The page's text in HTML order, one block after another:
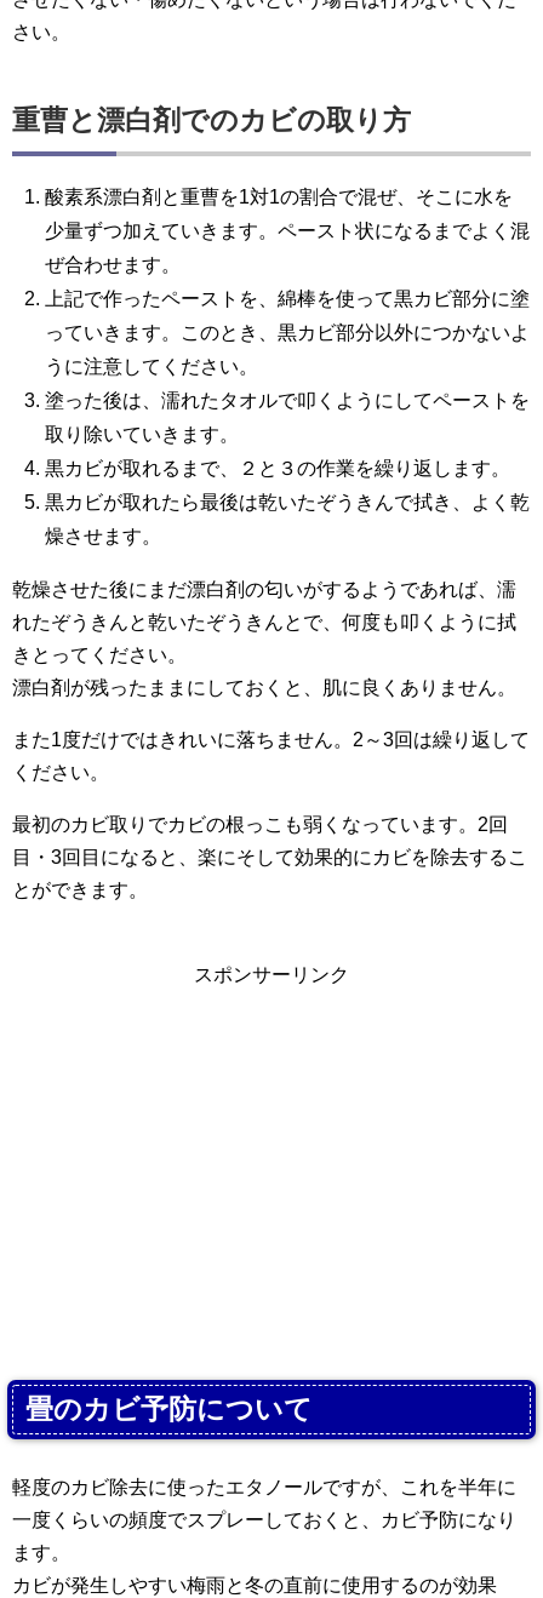
さい。
重曹と漂白剤でのカビの取り方
酸素系漂白剤と重曹を1対1の割合で混ぜ、そこに水を
少量ずつ加えていきます。ペースト状になるまでよく混
ぜ合わせます。
上記で作ったペーストを、綿棒を使って黒カビ部分に塗
っていきます。このとき、黒カビ部分以外につかないよ
うに注意してください。
塗った後は、濡れたタオルで叩くようにしてペーストを
取り除いていきます。
黒カビが取れるまで、２と３の作業を繰り返します。
黒カビが取れたら最後は乾いたぞうきんで拭き、よく乾
燥させます。
乾燥させた後にまだ漂白剤の匂いがするようであれば、濡
れたぞうきんと乾いたぞうきんとで、何度も叩くように拭
きとってください。
漂白剤が残ったままにしておくと、肌に良くありません。
また1度だけではきれいに落ちません。2～3回は繰り返して
ください。
最初のカビ取りでカビの根っこも弱くなっています。2回
目・3回目になると、楽にそして効果的にカビを除去するこ
とができます。
スポンサーリンク
畳のカビ予防について
軽度のカビ除去に使ったエタノールですが、これを半年に
一度くらいの頻度でスプレーしておくと、カビ予防になり
ます。
カビが発生しやすい梅雨と冬の直前に使用するのが効果